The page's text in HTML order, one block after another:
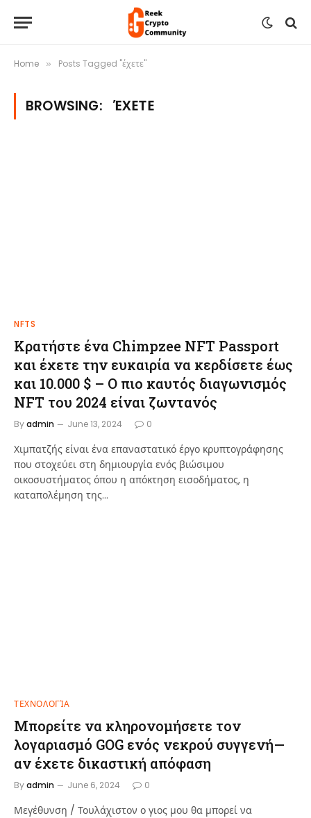
Home » Posts Tagged "έχετε"
BROWSING: ΈΧΕΤΕ
NFTS
Κρατήστε ένα Chimpzee NFT Passport
και έχετε την ευκαιρία να κερδίσετε έως
και 10.000 $ – Ο πιο καυτός διαγωνισμός
NFT του 2024 είναι ζωντανός
Byadmin June 13, 2024 0
Χιμπατζής είναι ένα επαναστατικό έργο κρυπτογράφησης
που στοχεύει στη δημιουργία ενός βιώσιμου
οικοσυστήματος όπου η απόκτηση εισοδήματος, η
καταπολέμηση της…
ΤΕΧΝΟΛΟΓΊΑ
Μπορείτε να κληρονομήσετε τον
λογαριασμό GOG ενός νεκρού συγγενή—
αν έχετε δικαστική απόφαση
Byadmin June 6, 2024 0
Μεγέθυνση / Τουλάχιστον ο γιος μου θα μπορεί να